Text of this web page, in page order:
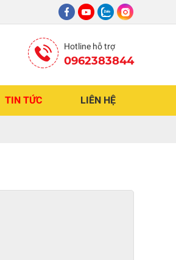
Hotline hỗ trợ
0962383844
TIN TỨC LIÊN HỆ